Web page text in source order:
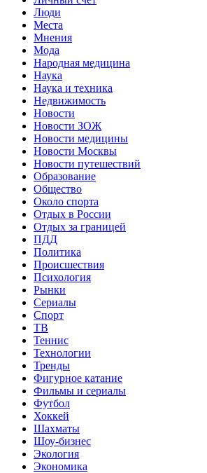
Люди
Места
Мнения
Мода
Народная медицина
Наука
Наука и техника
Недвижимость
Новости
Новости ЗОЖ
Новости медицины
Новости Москвы
Новости путешествий
Образование
Общество
Около спорта
Отдых в России
Отдых за границей
ПДД
Политика
Происшествия
Психология
Рынки
Сериалы
Спорт
ТВ
Теннис
Технологии
Тренды
Фигурное катание
Фильмы и сериалы
Футбол
Хоккей
Шахматы
Шоу-бизнес
Экология
Экономика